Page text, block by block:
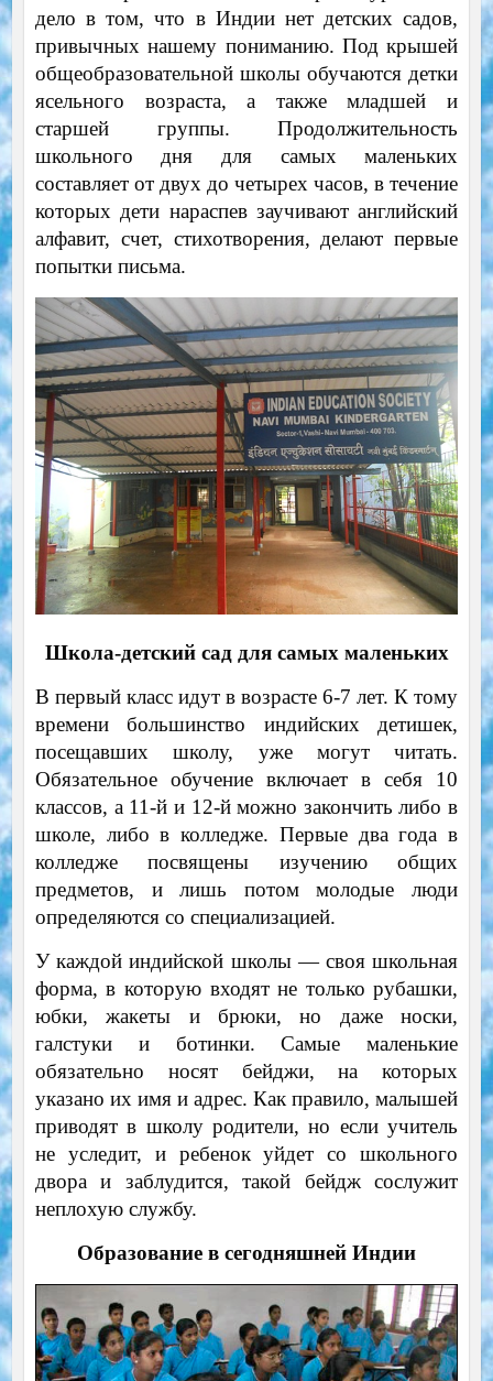
дело в том, что в Индии нет детских садов,
привычных нашему пониманию. Под крышей
общеобразовательной школы обучаются детки
ясельного возраста, а также младшей и
старшей группы. Продолжительность
школьного дня для самых маленьких
составляет от двух до четырех часов, в течение
которых дети нараспев заучивают английский
алфавит, счет, стихотворения, делают первые
попытки письма.
Школа-детский сад для самых маленьких
В первый класс идут в возрасте 6-7 лет. К тому
времени большинство индийских детишек,
посещавших школу, уже могут читать.
Обязательное обучение включает в себя 10
классов, а 11-й и 12-й можно закончить либо в
школе, либо в колледже. Первые два года в
колледже посвящены изучению общих
предметов, и лишь потом молодые люди
определяются со специализацией.
У каждой индийской школы — своя школьная
форма, в которую входят не только рубашки,
юбки, жакеты и брюки, но даже носки,
галстуки и ботинки. Самые маленькие
обязательно носят бейджи, на которых
указано их имя и адрес. Как правило, малышей
приводят в школу родители, но если учитель
не уследит, и ребенок уйдет со школьного
двора и заблудится, такой бейдж сослужит
неплохую службу.
Образование в сегодняшней Индии